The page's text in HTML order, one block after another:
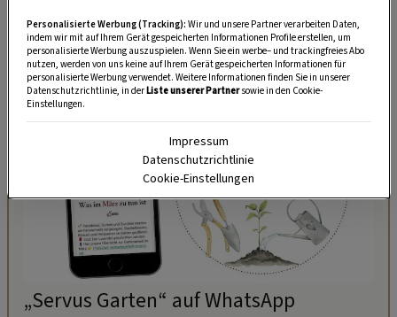
„Servus Garten“ auf WhatsApp
Personalisierte Werbung (Tracking): Wir und unsere Partner verarbeiten Daten,
indem wir mit auf Ihrem Gerät gespeicherten Informationen Profile erstellen, um
personalisierte Werbung auszuspielen. Wenn Sie ein werbe– und trackingfreies Abo
nutzen, werden von uns keine auf Ihrem Gerät gespeicherten Informationen für
personalisierte Werbung verwendet. Weitere Informationen finden Sie in unserer
Datenschutzrichtlinie, in derListe unserer Partnersowie in den Cookie-
Einstellungen.
Impressum
Datenschutzrichtlinie
Cookie-Einstellungen